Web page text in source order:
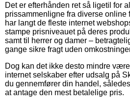
Det er efterhånden ret så ligetil for
prissammenligne fra diverse online
har langt de fleste internet
stampe prisniveauet på deres
samt til herrer og damer –
gange sikre fragt uden
Dog kan det ikke desto mindre
internet selskaber efter udsalg på
du gennemfører din handel,
at antage den mest betalelige pris.